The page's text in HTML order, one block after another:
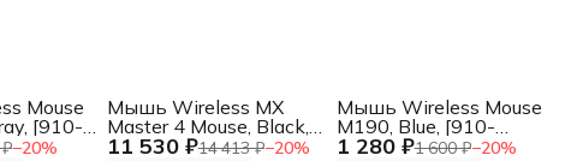
−20%
Mouse
[910-
11 530 ₽14 413 ₽−20%
Мышь Wireless MX
Master 4 Mouse, Black,
[910-007562] Wireless
1 280 ₽1 600 ₽−20%
Мышь Wireless Mouse
M190, Blue, [910-
005907] Wireless